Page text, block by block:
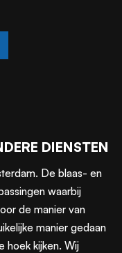
DIENSTEN
De blaas- en
waarbij
de manier van
manier gedaan
hoek kijken. Wij